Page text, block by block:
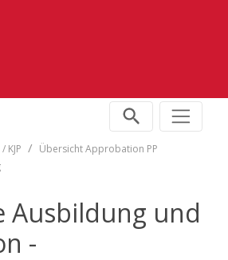
KJP
Übersicht Approbation PP
Ausbildung und
-